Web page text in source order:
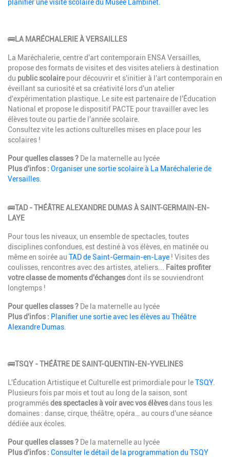
planifier une visite scolaire du Musée Lambinet.
🚌LA MARÉCHALERIE À VERSAILLES
La Maréchalerie, centre d'art contemporain ENSA Versailles,
propose des formats de visites et des visites ateliers à destination
du public scolairepour découvrir et s'initier à l'art contemporain en
éveillant sa curiosité et sa créativité lors d'un atelier
d'expérimentation plastique. Le site est partenaire de l'Éducation
National et propose le dispositif PACTE pour travailler avec les
élèves toute ou partie de l'année scolaire.
Consultez vite les actions culturelles mises en place pour les
scolaires !
Pour quelles classes ? De la maternelle au lycée
Plus d'infos : Organiser une sortie scolaire à La Maréchalerie de
Versailles.
🚌TAD - THÉÂTRE ALEXANDRE DUMAS À SAINT-GERMAIN-EN-
LAYE
Pour tous les niveaux, un ensemble de spectacles, toutes
disciplines confondues, est destiné à vos élèves, en matinée ou
même en soirée au TAD de Saint-Germain-en-Laye ! Visites des
coulisses, rencontres avec des artistes, ateliers...
Faites profiter
votre classe de moments d'échangesdont ils se souviendront
longtemps !
Pour quelles classes ? De la maternelle au lycée
Plus d'infos : Planifier une sortie avec les élèves au Théâtre
Alexandre Dumas
🚌TSQY -THÉÂTRE DE SAINT-QUENTIN-EN-YVELINES
L'Éducation Artistique et Culturelle est primordiale pour leTSQY.
Plusieurs fois par mois et tout au long de la saison, sont
programmésdes spectacles à voir avec vos élèvesdans tous les
domaines : danse, cirque, théâtre, opéra… au cours d'une séance
dédiée aux écoles.
Pour quelles classes ? De la maternelle au lycée
Plus d'infos : Consulter le détail de la programmation du TSQY